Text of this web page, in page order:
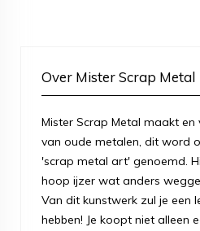
Over Mister Scrap Metal
Mister Scrap Metal maakt
van oude metalen, dit word
'scrap metal art' genoemd.
hoop ijzer wat anders
Van dit kunstwerk zul je een
hebben! Je koopt niet alleen